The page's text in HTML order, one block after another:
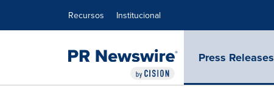
Recursos Institucional
Press Releases